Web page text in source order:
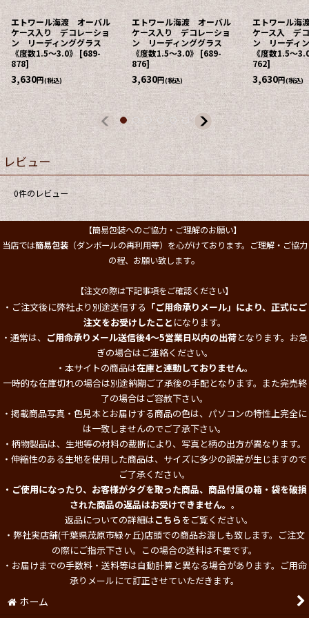
エトワール海渡 オーバル
ケース入り デコレーショ
ン リーディンググラス
《度数1.5〜3.0》 [689-
878]
3,630円(税込)
エトワール海渡 オーバル
ケース入り デコレーショ
ン リーディンググラス
《度数1.5〜3.0》 [689-
876]
3,630円(税込)
エトワール海
ケース入 デ
ン リーディ
《度数1.5〜
762]
3,630円(税込)
レビュー
0件のレビュー
【簡易包装へのご協力・ご理解のお願い】
当店では簡易包装（ダンボールの再利用等）を心がけております。ご理解・ご協力
の程、お願い致します。
【注文の際は下記事項をご確認ください】
・ご注文後に弊社より別途送信する 「ご用命承りメール」により、正式にご
注文をお受けしたこと になります。
・通常は、 ご用命承りメール送信後4～5営業日以内の出荷となります。お急
ぎの場合はご連絡ください。
・本サイトの商品は在庫と連動しておりません。
一時的な在庫切れの場合は別途納期ご了承後の手配となります。また完売終
了の場合はご容赦下さい。
・掲載商品写真・色見本とお届けする商品の色は、パソコンの特性上完全に
は一致しませんのでご了承下さい。
・柄物製品は、生地等の材料の裁断により、写真と柄の出方が異なります。
・伸縮性のある生地を使用した商品は、サイズに多少の誤差が生じますので
ご了承ください。
・ご使用になったり、お客様がタグを取った商品、商品付属の箱・袋を破損
された商品の返品はお受けできません。 。
返品についての詳細はこちらをご覧ください。
・弊社実店舗(千葉県茂原市緑ヶ丘)店頭での商品お渡しも致します。ご注文
の際にご指示下さい。この場合の送料は不要です。
・お届けまでの手数料・送料等は自動計算と異なる場合があります。ご用命
承りメールにて訂正させていただきます。
ホーム